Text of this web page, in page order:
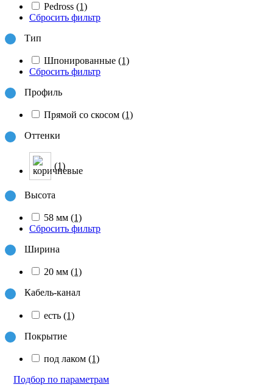
Pedross (1)
Сбросить фильтр
Тип
Шпонированные (1)
Сбросить фильтр
Профиль
Прямой со скосом (1)
Оттенки
(1)
Высота
58 мм (1)
Сбросить фильтр
Ширина
20 мм (1)
Кабель-канал
есть (1)
Покрытие
под лаком (1)
Подбор по параметрам